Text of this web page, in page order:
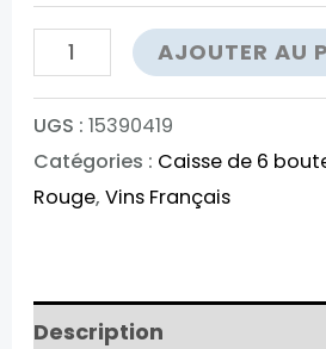
quantité
de
Plou
et
Fils
Peines
AJOUTER AU
UGS : 15390419
Catégories : Caisse de 6
Rouge, Vins Français
Description